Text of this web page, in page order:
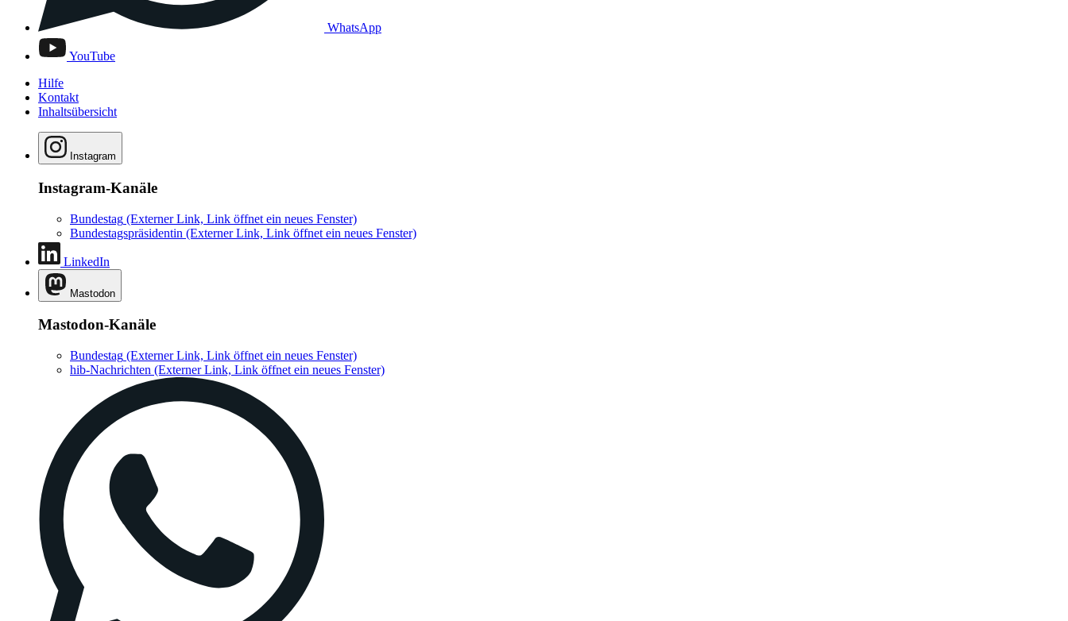
WhatsApp
YouTube
Hilfe
Kontakt
Inhaltsübersicht
Instagram
Instagram-Kanäle
Bundestag (Externer Link, Link öffnet ein neues Fenster)
Bundestagspräsidentin (Externer Link, Link öffnet ein neues Fenster)
LinkedIn
Mastodon
Mastodon-Kanäle
Bundestag (Externer Link, Link öffnet ein neues Fenster)
hib-Nachrichten (Externer Link, Link öffnet ein neues Fenster)